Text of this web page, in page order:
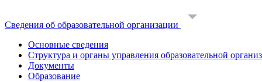
Сведения об образовательной организации
Основные сведения
Структура и органы управления образовательной
Документы
Образование